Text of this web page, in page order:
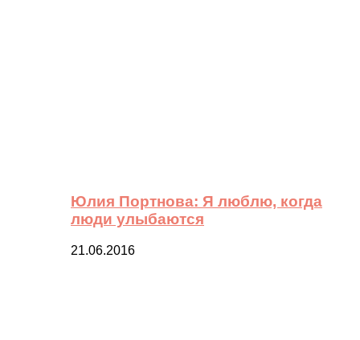
Юлия Портнова: Я люблю, когда
люди улыбаются
21.06.2016